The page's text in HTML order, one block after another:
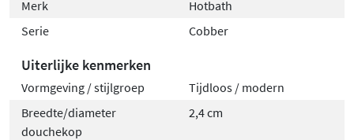
Merk
Hotbath
Serie
Cobber
Uiterlijke kenmerken
Vormgeving / stijlgroep
Tijdloos / modern
Breedte/diameter
douchekop
2,4 cm